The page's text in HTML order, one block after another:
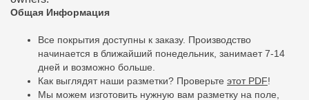
Общая Информация
Все покрытия доступны к заказу. Производство
начинается в ближайший понедельник, занимает 7-14
дней и возможно больше.
Как выглядят наши разметки? Проверьте этот PDF!
Мы можем изготовить нужную вам разметку на поле,